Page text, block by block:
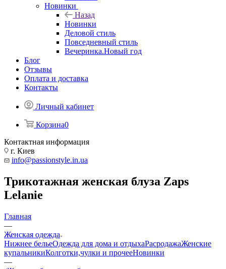
Новинки
Назад
Новинки
Деловой стиль
Повседневный стиль
Вечеринка.Новый год
Блог
Отзывы
Оплата и доставка
Контакты
Личный кабинет
Корзина0
Контактная информация
г. Киев
info@passionstyle.in.ua
Трикотажная женская блуза Zaps
Lelanie
Главная
—
Женская одежда
Нижнее бельеОдежда для дома и отдыхаРасродажаЖенские
купальникиКолготки,чулки и прочееНовинки
—